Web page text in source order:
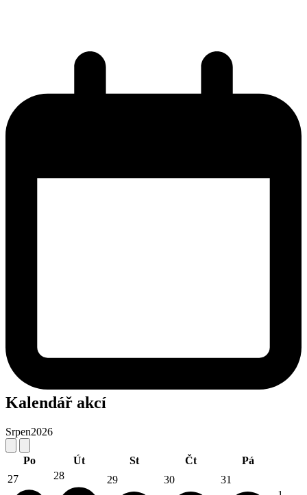
Kalendář akcí
Srpen2026
Po Út St Čt
Pá
27
28 29 30
31